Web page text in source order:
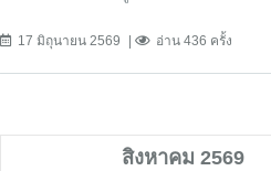
17 มิถุนายน 2569 อ่าน 436 ครั้ง
สิงหาคม 2569